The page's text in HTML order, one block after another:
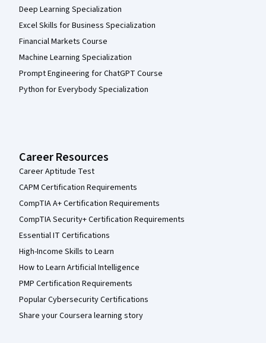
Deep Learning Specialization
Excel Skills for Business Specialization
Financial Markets Course
Machine Learning Specialization
Prompt Engineering for ChatGPT Course
Python for Everybody Specialization
Career Resources
Career Aptitude Test
CAPM Certification Requirements
CompTIA A+ Certification Requirements
CompTIA Security+ Certification Requirements
Essential IT Certifications
High-Income Skills to Learn
How to Learn Artificial Intelligence
PMP Certification Requirements
Popular Cybersecurity Certifications
Share your Coursera learning story